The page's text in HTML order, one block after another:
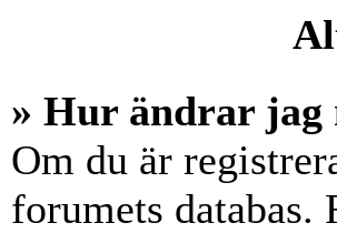
» Hur ändrar
Om du är
forumets